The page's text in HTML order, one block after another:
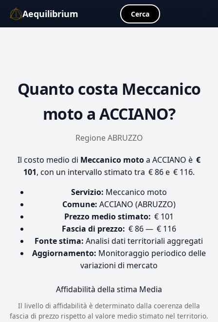
Aequilibrium Cerca
Quanto costa Meccanico
moto a ACCIANO?
Regione ABRUZZO
Il costo medio di Meccanico motoa ACCIANO è €
101, con un intervallo stimato tra € 86 e € 116.
Servizio: Meccanico moto
Comune: ACCIANO (ABRUZZO)
Prezzo medio stimato: € 101
Fascia di prezzo: € 86 — € 116
Fonte stima: Analisi dati territoriali aggregati
Aggiornamento: Monitoraggio periodico delle
variazioni di mercato
Affidabilità della stima Media
Il livello di affidabilità è determinato dalla coerenza della
fascia di prezzo rispetto al valore medio stimato nel territorio.